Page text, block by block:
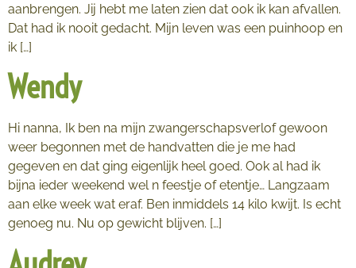
aanbrengen. Jij hebt me laten zien dat ook ik kan afvallen.
Dat had ik nooit gedacht. Mijn leven was een puinhoop en
ik […]
Wendy
Hi nanna, Ik ben na mijn zwangerschapsverlof gewoon
weer begonnen met de handvatten die je me had
gegeven en dat ging eigenlijk heel goed. Ook al had ik
bijna ieder weekend wel n feestje of etentje… Langzaam
aan elke week wat eraf. Ben inmiddels 14 kilo kwijt. Is echt
genoeg nu. Nu op gewicht blijven. […]